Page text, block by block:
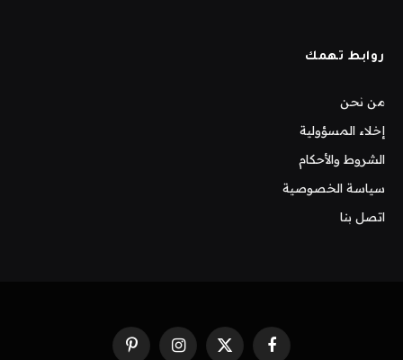
روابط تهمك
من نحن
إخلاء المسؤولية
الشروط والأحكام
سياسة الخصوصية
اتصل بنا
فيسبوك X الانستغرامبينتيريست